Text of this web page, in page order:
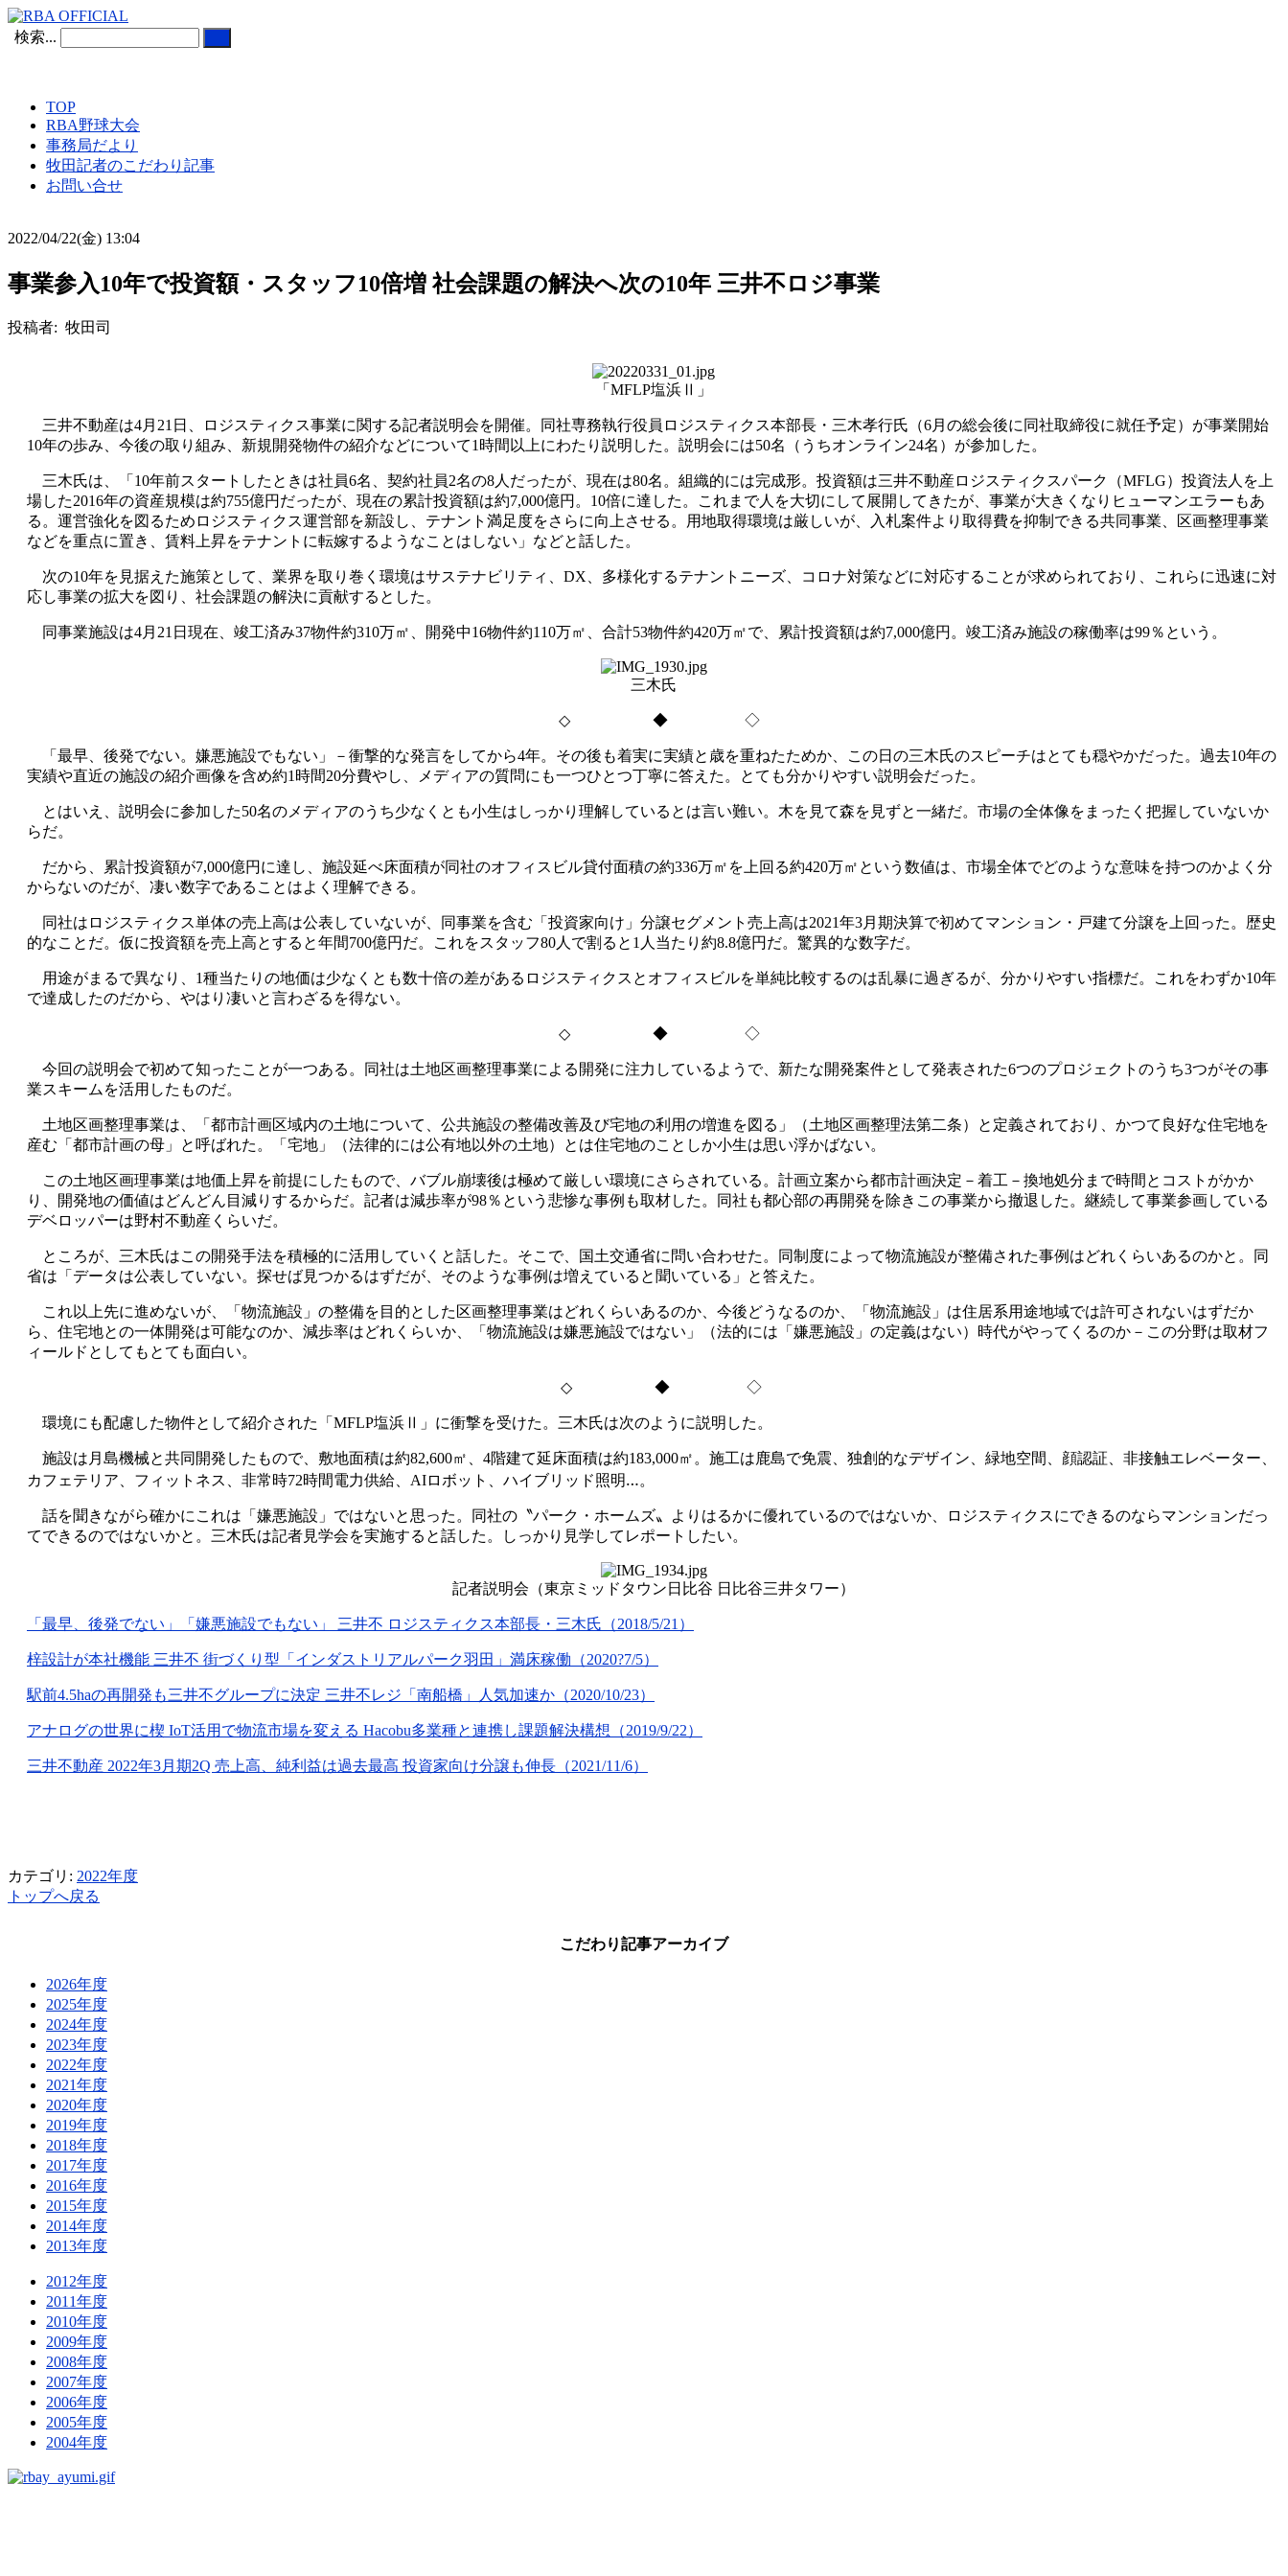
検索...
TOP
RBA野球大会
事務局だより
牧田記者のこだわり記事
お問い合せ
2022/04/22(金) 13:04
事業参入10年で投資額・スタッフ10倍増 社会課題の解決へ次の10年 三井不ロジ事業
投稿者: 牧田司
「 MFLP塩浜Ⅱ」
三井不動産は4月 21 日、ロジスティクス事業に関する記者説明会を開催。同社専務執行役員ロジスティクス本部長・三木孝行氏（6月の総会後に同社取締役に就任予定）が事業開始
10年の歩み、今後の取り組み、新規開発物件の紹介などについて1 時間以上にわたり説明した。説明会には50名（うちオンライン24名）が参加した。
三木氏は、「 10年前スタートしたときは社員6名、契約社員2名の8人だったが、現在は80名。組織的には完成形。投資額は三井不動産ロジスティクスパーク（MFLG）投資法人を上
場した2016年の資産規模は約755億円だったが、現在の累計投資額は約7,000億円。 10倍に達した。これまで人を大切にして展開してきたが、事業が大きくなりヒューマンエラーもあ
る。運営強化を図るためロジスティクス運営部を新設し、テナント満足度をさらに向上させる。用地取得環境は厳しいが、入札案件より取得費を抑制できる共同事業、区画整理事業
などを重点に置き、賃料上昇をテナントに転嫁するようなことはしない」などと話した。
次の10年を見据えた施策として、業界を取り巻く環境はサステナビリティ、 DX 、多様化するテナントニーズ、コロナ対策などに対応することが求められており、これらに迅速に対
応し事業の拡大を図り、社会課題の解決に貢献するとした。
同事業施設は4月 21 日現在、竣工済み37物件約310万㎡、開発中16物件約110万㎡、合計53物件約420万㎡で、累計投資額は約7,000億円。竣工済み施設の稼働率は99％という。
三木氏
◇ ◆ ◇
「最早、後発でない。嫌悪施設でもない」－衝撃的な発言をしてから4年。その後も着実に実績と歳を重ねたためか、この日の三木氏のスピーチはとても穏やかだった。過去10年の
実績や直近の施設の紹介画像を含め約1 時間20分費やし、メディアの質問にも一つひとつ丁寧に答えた。とても分かりやすい説明会だった。
とはいえ、説明会に参加した50名のメディアのうち少なくとも小生はしっかり理解しているとは言い難い。木を見て森を見ずと一緒だ。市場の全体像をまったく把握していないか
らだ。
だから、累計投資額が7,000億円に達し、施設延べ床面積が同社のオフィスビル貸付面積の約336万㎡を上回る約420万㎡という数値は、市場全体でどのような意味を持つのかよく分
からないのだが、凄い数字であることはよく理解できる。
同社はロジスティクス単体の売上高は公表していないが、同事業を含む「投資家向け」分譲セグメント売上高は2021年3月期決算で初めてマンション・戸建て分譲を上回った。歴史
的なことだ。仮に投資額を売上高とすると年間700億円だ。これをスタッフ80人で割ると 1 人当たり約8.8億円だ。驚異的な数字だ。
用途がまるで異なり、1種当たりの地価は少なくとも数十倍の差があるロジスティクスとオフィスビルを単純比較するのは乱暴に過ぎるが、分かりやすい指標だ。これをわずか10年
で達成したのだから、やはり凄いと言わざるを得ない。
◇ ◆ ◇
今回の説明会で初めて知ったことが一つある。同社は土地区画整理事業による開発に注力しているようで、新たな開発案件として発表された6つのプロジェクトのうち3つがその事
業スキームを活用したものだ。
土地区画整理事業は、「都市計画区域内の土地について、公共施設の整備改善及び宅地の利用の増進を図る」（土地区画整理法第二条）と定義されており、かつて良好な住宅地を
産む「都市計画の母」と呼ばれた。「宅地」（法律的には公有地以外の土地）とは住宅地のことしか小生は思い浮かばない。
この土地区画理事業は地価上昇を前提にしたもので、バブル崩壊後は極めて厳しい環境にさらされている。計画立案から都市計画決定－着工－換地処分まで時間とコストがかか
り、開発地の価値はどんどん目減りするからだ。記者は減歩率が98％という悲惨な事例も取材した。同社も都心部の再開発を除きこの事業から撤退した。継続して事業参画している
デベロッパーは野村不動産くらいだ。
ところが、三木氏はこの開発手法を積極的に活用していくと話した。そこで、国土交通省に問い合わせた。同制度によって物流施設が整備された事例はどれくらいあるのかと。同
省は「データは公表していない。探せば見つかるはずだが、そのような事例は増えていると聞いている」と答えた。
これ以上先に進めないが、「物流施設」の整備を目的とした区画整理事業はどれくらいあるのか、今後どうなるのか、「物流施設」は住居系用途地域では許可されないはずだか
ら、住宅地との一体開発は可能なのか、減歩率はどれくらいか、「物流施設は嫌悪施設ではない」（法的には「嫌悪施設」の定義はない）時代がやってくるのか－この分野は取材フ
ィールドとしてもとても面白い。
◇ ◆ ◇
環境にも配慮した物件として紹介された「 MFLP塩浜Ⅱ」に衝撃を受けた。三木氏は次のように説明した。
施設は月島機械と共同開発したもので、敷地面積は約82,600㎡、 4階建て延床面積は約183,000㎡。施工は鹿島で免震、独創的なデザイン、緑地空間、顔認証、非接触エレベーター、
カフェテリア、フィットネス、非常時72時間電力供給、 AIロボット、ハイブリッド照明…。
話を聞きながら確かにこれは「嫌悪施設」ではないと思った。同社の〝パーク・ホームズ〟よりはるかに優れているのではないか、ロジスティクスにできるのならマンションだっ
てできるのではないかと。三木氏は記者見学会を実施すると話した。しっかり見学してレポートしたい。
記者説明会（東京ミッドタウン日比谷 日比谷三井タワー）
「最早、後発でない」「嫌悪施設でもない」 三井不 ロジスティクス本部長・三木氏（2018/5/21 ）
梓設計が本社機能 三井不 街づくり型「インダストリアルパーク羽田」満床稼働（2020?7/5）
駅前4.5haの再開発も三井不グループに決定 三井不レジ「南船橋」人気加速か（2020/10/23）
アナログの世界に楔 IoT活用で物流市場を変える Hacobu多業種と連携し課題解決構想（2019/9/22）
三井不動産 2022年3月期2Q 売上高、純利益は過去最高 投資家向け分譲も伸長（2021/11/6）
カテゴリ: 2022年度
トップへ戻る
こだわり記事アーカイブ
2026年度
2025年度
2024年度
2023年度
2022年度
2021年度
2020年度
2019年度
2018年度
2017年度
2016年度
2015年度
2014年度
2013年度
2012年度
2011年度
2010年度
2009年度
2008年度
2007年度
2006年度
2005年度
2004年度